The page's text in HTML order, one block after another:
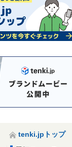
tenki.jpトップ